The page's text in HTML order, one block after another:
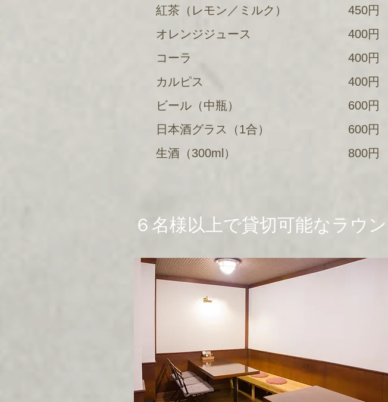
​紅茶（レモン／ミルク）
オレンジジュース
コーラ
カルピス
ビール（中瓶）
日本酒グラス（1合）
生酒（300ml）
450円
400円
400円
400円
600円
600円
800円
６名様以上で貸切可能なラウン